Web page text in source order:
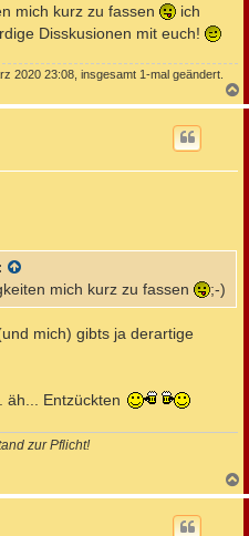
mich kurz zu fassen
ich
Disskusionen mit euch!
2020 23:08, insgesamt 1-mal geändert.
a
mich kurz zu fassen ;-)
mich) gibts ja derartige
äh... Entzückten
zur Pflicht!
a